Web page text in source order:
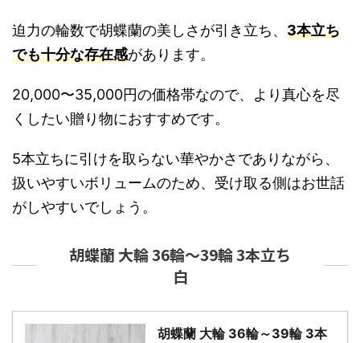
迫力の輪数で胡蝶蘭の美しさが引き立ち、 3本立ち
でも十分な存在感があります。
20,000〜35,000円の価格帯なので、より真心を尽
くしたい贈り物におすすめです。
5本立ちに引けを取らない華やかさでありながら、
扱いやすいボリュームのため、受け取る側はお世話
がしやすいでしょう。
胡蝶蘭 大輪 36輪～39輪 3本立ち
白
胡蝶蘭 大輪 36輪～39輪 3本